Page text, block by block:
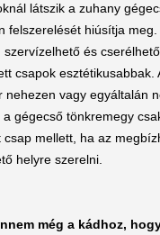
látszik a zuhany
felszerelését hiúsítja
szervízelhető és
csapok
nehezen vagy egyáltalán
gégecső tönkremegy
csap mellett, ha az
helyre szerelni.
még a kádhoz,